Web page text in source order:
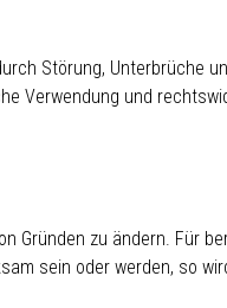
Störung, Unterbrüche
Verwendung und
Gründen zu ändern. Für
sein oder werden, so